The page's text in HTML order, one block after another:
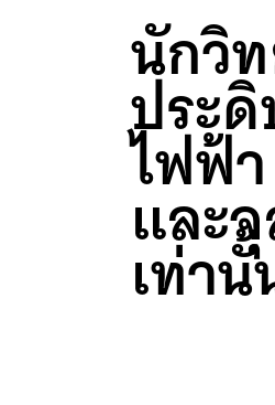
นักวิ
ประ
ไฟฟ้
และ
เท่า